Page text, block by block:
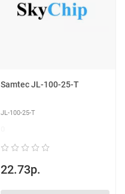
Samtec JL-100-25-T
JL-100-25-T
22.73р.